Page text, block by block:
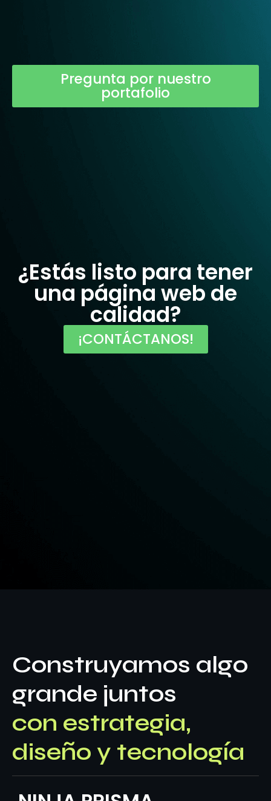
Pregunta por nuestro
portafolio
¿Estás listo para tener
una página web de
calidad?
¡CONTÁCTANOS!
Construyamos algo
grande juntos
con estrategia,
diseño y tecnología